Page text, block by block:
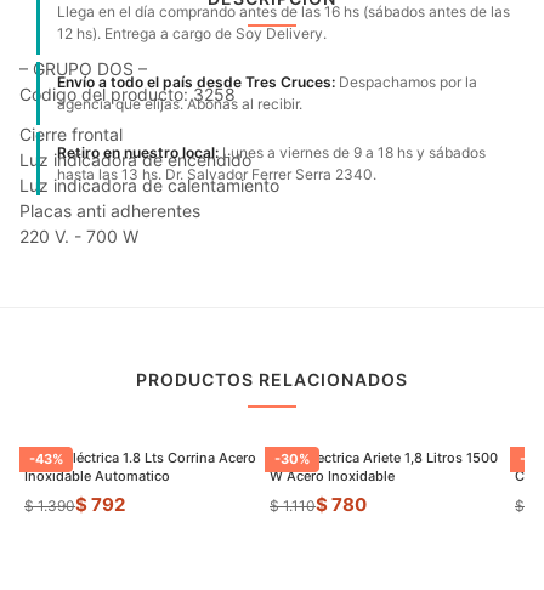
Llega en el día comprando antes de las 16 hs (sábados antes de las
12 hs). Entrega a cargo de Soy Delivery.
Envío a todo el país desde Tres Cruces: Despachamos por la
agencia que elijas. Abonas al recibir.
Retiro en nuestro local:Lunes a viernes de 9 a 18 hs y sábados
hasta las 13 hs. Dr. Salvador Ferrer Serra 2340.
– GRUPO DOS –
Código del producto: 3258
Cierre frontal
Luz indicadora de encendido
Luz indicadora de calentamiento
Placas anti adherentes
220 V. - 700 W
PRODUCTOS RELACIONADOS
-43%
Jarrra Eléctrica 1.8 Lts Corrina Acero
Inoxidable Automatico
$ 1.390$ 792
-30%
Jarra Electrica Ariete 1,8 Litros 1500
W Acero Inoxidable
$ 1.110$ 780
-
$